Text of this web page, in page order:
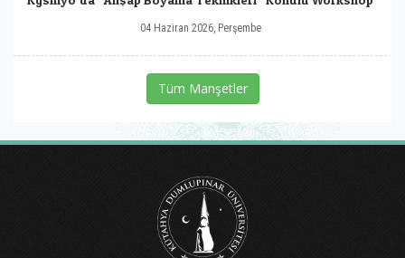
04 Haziran 2026, Perşembe
Tüm Manşetler